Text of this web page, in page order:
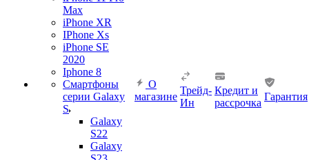
Max
iPhone XR
IPhone Xs
iPhone SE
2020
Iphone 8
Смартфоны
серии Galaxy
S
Galaxy
S22
Galaxy
О
магазине
Трейд-
Ин
Кредит и
рассрочка
Гарантия